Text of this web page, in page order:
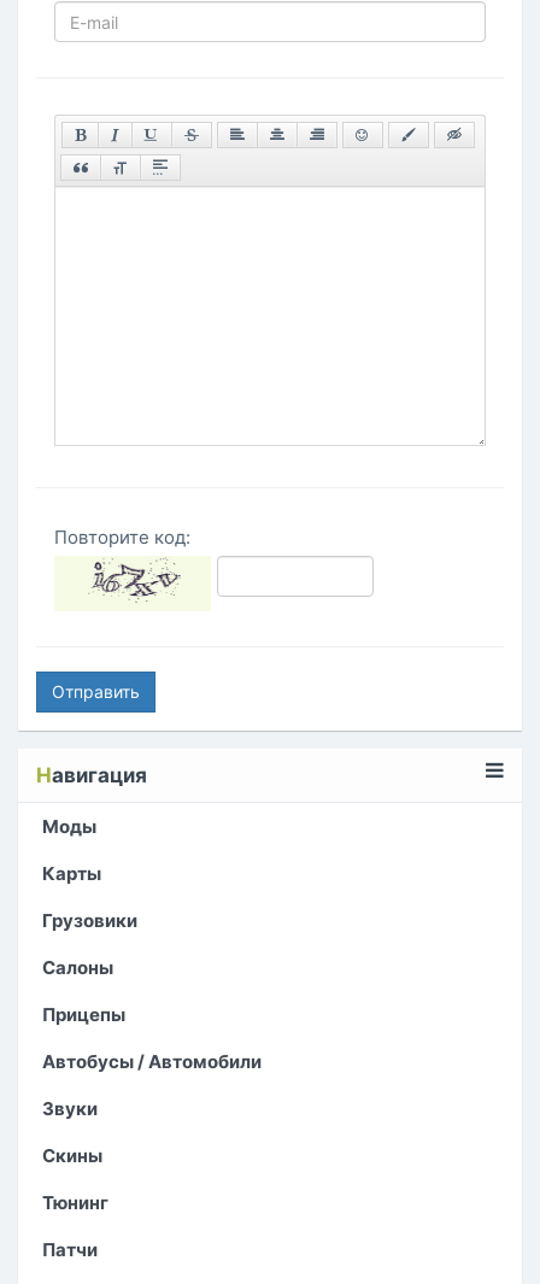
Повторите код:
Отправить
Навигация
Моды
Карты
Грузовики
Салоны
Прицепы
Автобусы / Автомобили
Звуки
Скины
Тюнинг
Патчи